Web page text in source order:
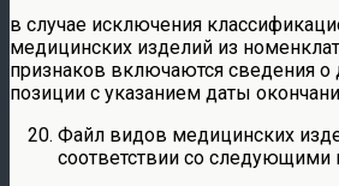
в случае исключения
медицинских изделий из
признаков включаются сведения
позиции с указанием даты
Файл видов медицинских
соответствии со следующими